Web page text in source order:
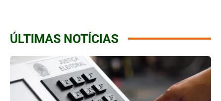
ÚLTIMAS NOTÍCIAS